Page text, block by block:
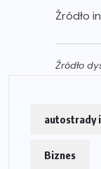
Źródło
Źródło
autostrady
Biznes